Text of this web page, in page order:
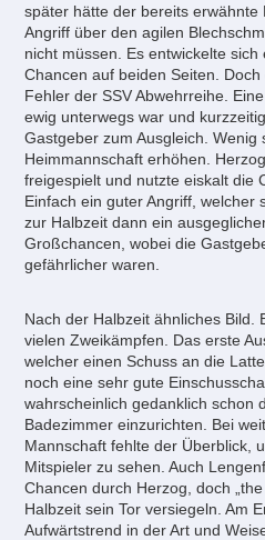
später hätte der bereits
Angriff über den agilen
nicht müssen. Es entwickelte
Chancen auf beiden Seiten.
Fehler der SSV Abwehrreihe.
ewig unterwegs war und
Gastgeber zum Ausgleich. Wenig
Heimmannschaft erhöhen.
freigespielt und nutzte eiskalt die
Einfach ein guter Angriff, welcher
zur Halbzeit dann ein
Großchancen, wobei die
gefährlicher waren.
Nach der Halbzeit ähnliches Bild.
vielen Zweikämpfen. Das erste
welcher einen Schuss an die
noch eine sehr gute
wahrscheinlich gedanklich schon
Badezimmer einzurichten. Bei
Mannschaft fehlte der Überblick,
Mitspieler zu sehen. Auch
Chancen durch Herzog, doch
Halbzeit sein Tor versiegeln. Am
Aufwärtstrend in der Art und